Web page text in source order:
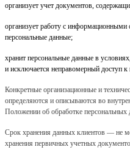
организует учет документов,
организует работу с
персональные данные;
хранит персональные данные в
и исключается неправомерный доступ к
Конкретные организационные и
определяются и описываются во
Положении об обработке персональных
Срок хранения данных клиентов — не
хранения первичных учетных